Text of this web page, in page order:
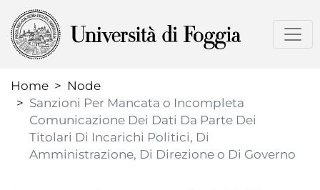
to
Home
Node
Sanzioni Per Mancata o Incompleta
Comunicazione Dei Dati Da Parte Dei
Titolari Di Incarichi Politici, Di
Amministrazione, Di Direzione o Di Governo